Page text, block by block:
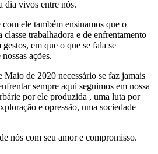
dia vivos entre nós.
ele também ensinamos que o
trabalhadora e de enfrentamento
em que o que se fala se
ações.
Maio de 2020 necessário se faz jamais
sempre aqui seguimos em nossa
por ele produzida , uma luta por
e opressão, uma sociedade
nós com seu amor e compromisso.